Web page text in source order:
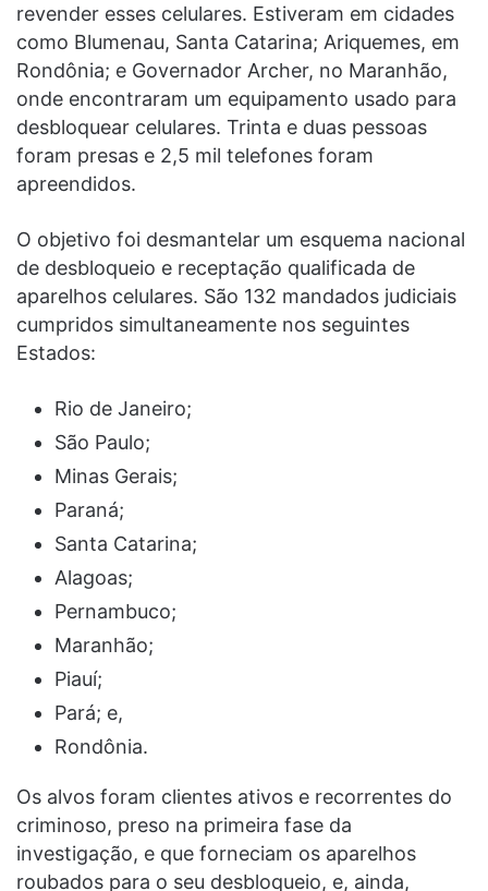
revender esses celulares. Estiveram em cidades
como Blumenau, Santa Catarina; Ariquemes, em
Rondônia; e Governador Archer, no Maranhão,
onde encontraram um equipamento usado para
desbloquear celulares. Trinta e duas pessoas
foram presas e 2,5 mil telefones foram
apreendidos.
O objetivo foi desmantelar um esquema nacional
de desbloqueio e receptação qualificada de
aparelhos celulares. São 132 mandados judiciais
cumpridos simultaneamente nos seguintes
Estados:
Rio de Janeiro;
São Paulo;
Minas Gerais;
Paraná;
Santa Catarina;
Alagoas;
Pernambuco;
Maranhão;
Piauí;
Pará; e,
Rondônia.
Os alvos foram clientes ativos e recorrentes do
criminoso, preso na primeira fase da
investigação, e que forneciam os aparelhos
roubados para o seu desbloqueio, e, ainda,